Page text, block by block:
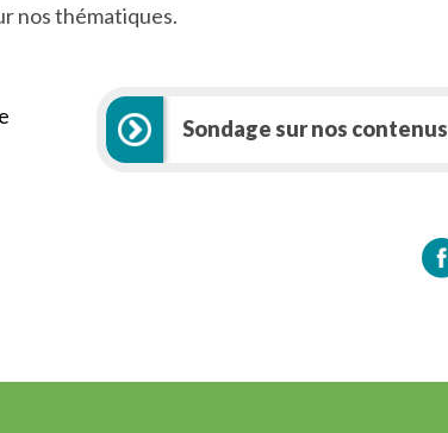
nos thématiques.
Sondage sur nos contenus